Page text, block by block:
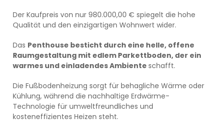
Der Kaufpreis von nur 980.000,00 € spiegelt die hohe
Qualität und den einzigartigen Wohnwert wider.
Das Penthouse besticht durch eine helle, offene
Raumgestaltung mit edlem Parkettboden, der ein
warmes und einladendes Ambiente schafft.
Die Fußbodenheizung sorgt für behagliche Wärme oder
Kühlung, während die nachhaltige Erdwärme-
Technologie für umweltfreundliches und
kosteneffizientes Heizen steht.